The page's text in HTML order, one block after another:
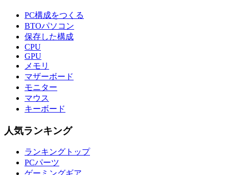
PC構成をつくる
BTOパソコン
保存した構成
CPU
GPU
メモリ
マザーボード
モニター
マウス
キーボード
人気ランキング
ランキングトップ
PCパーツ